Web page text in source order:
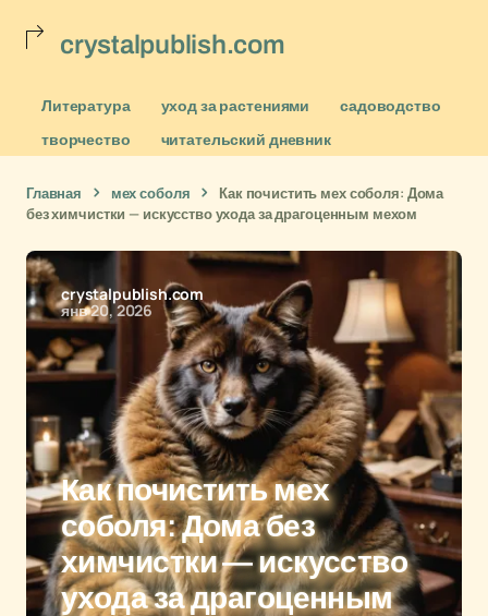
crystalpublish.com
Литература уход за растениями
садоводство
творчество
читательский дневник
Главная мех соболя
Как почистить мех соболя: Дома
без химчистки — искусство ухода за драгоценным мехом
crystalpublish.com
янв 20, 2026
Как почистить мех
соболя: Дома без
химчистки — искусство
ухода за драгоценным